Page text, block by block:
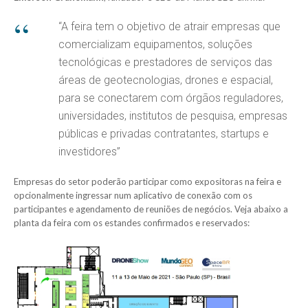
“A feira tem o objetivo de atrair empresas que
comercializam equipamentos, soluções
tecnológicas e prestadores de serviços das
áreas de geotecnologias, drones e espacial,
para se conectarem com órgãos reguladores,
universidades, institutos de pesquisa, empresas
públicas e privadas contratantes, startups e
investidores”
Empresas do setor poderão participar como expositoras na feira e
opcionalmente ingressar num aplicativo de conexão com os
participantes e agendamento de reuniões de negócios. Veja abaixo a
planta da feira com os estandes confirmados e reservados: